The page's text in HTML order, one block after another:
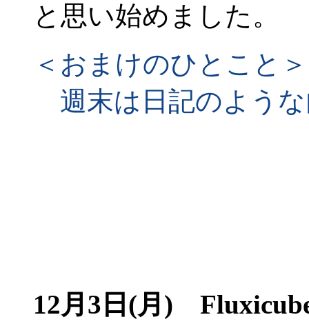
と思い始めました。
＜おまけのひとこと＞
週末は日記のよう
12月3日(月)